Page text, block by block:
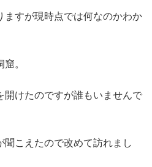
ますが現時点では何なのかわか
。
開けたのですが誰もいませんで
聞こえたので改めて訪れまし